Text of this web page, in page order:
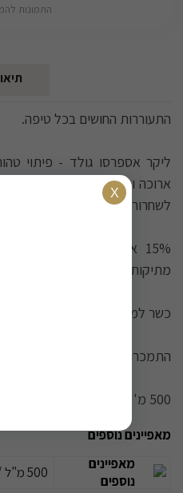
התמונות
התעוררות החושים בכל טיפה.
ליקר אספרסו גולד - פיתוי
ארוכה ומדויקת של פולי קפה
לשחרור הארומה העמוקה
15% אלכוהול מעצימים את
מתיקות לעומק, בסגנון הקלואה
כשר למהדרין וכשר לפסח, ללא
התמכרות טהורה בכל לגימה.
500 מ''ל.
מאפיינים נוספים
מאפיינים
נוספים
500 מ"ל